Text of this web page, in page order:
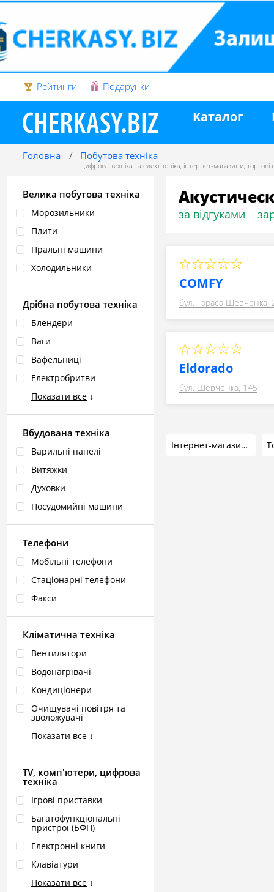
Рейтинги Подарунки
Каталог
Головна Побутова техніка
Цифрова техніка та електроніка, інтернет-магазини, торгові
Велика побутова техніка
Морозильники
Плити
Пральні машини
Холодильники
Дрібна побутова техніка
Блендери
Ваги
Вафельниці
Електробритви
Показати все ↓
Вбудована техніка
Варильні панелі
Витяжки
Духовки
Посудомийні машини
Телефони
Мобільні телефони
Стаціонарні телефони
Факси
Кліматична техніка
Вентилятори
Водонагрівачі
Кондиціонери
Очищувачі повітря та
зволожувачі
Показати все ↓
TV, комп'ютери, цифрова
техніка
Ігрові приставки
Багатофункціональні
пристрої (БФП)
Електронні книги
Клавіатури
Показати все ↓
за відгуками
COMFY
бул. Тараса Шевченка,
Eldorado
бул. Шевченка, 145
Інтернет-магазини